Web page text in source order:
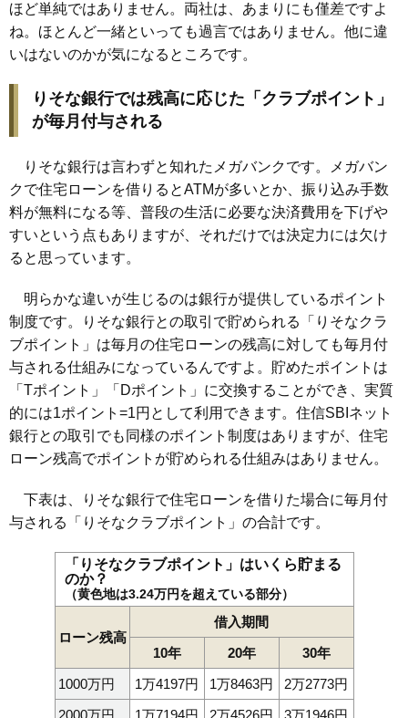
ほど単純ではありません。両社は、あまりにも僅差ですよ
ね。ほとんど一緒といっても過言ではありません。他に違
いはないのかが気になるところです。
りそな銀行では残高に応じた「クラブポイント」
が毎月付与される
りそな銀行は言わずと知れたメガバンクです。メガバン
クで住宅ローンを借りるとATMが多いとか、振り込み手数
料が無料になる等、普段の生活に必要な決済費用を下げや
すいという点もありますが、それだけでは決定力には欠け
ると思っています。
明らかな違いが生じるのは銀行が提供しているポイント
制度です。りそな銀行との取引で貯められる「りそなクラ
ブポイント」は毎月の住宅ローンの残高に対しても毎月付
与される仕組みになっているんですよ。貯めたポイントは
「Tポイント」「Dポイント」に交換することができ、実質
的には1ポイント=1円として利用できます。住信SBIネット
銀行との取引でも同様のポイント制度はありますが、住宅
ローン残高でポイントが貯められる仕組みはありません。
下表は、りそな銀行で住宅ローンを借りた場合に毎月付
与される「りそなクラブポイント」の合計です。
「りそなクラブポイント」はいくら貯まる
のか？
（黄色地は3.24万円を超えている部分）
ローン残高
借入期間
10年
20年
30年
1000万円
1万4197円 1万8463円
2万2773円
2000万円
1万7194円 2万4526円 3万1946円